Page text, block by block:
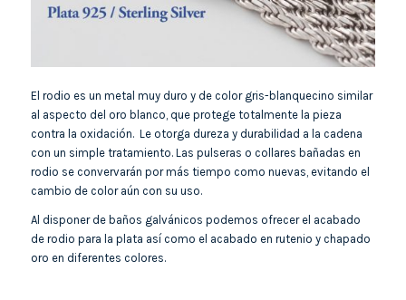
El rodio es un metal muy duro y de color gris-blanquecino similar
al aspecto del oro blanco, que protege totalmente la pieza
contra la oxidación. Le otorga dureza y durabilidad a la cadena
con un simple tratamiento. Las pulseras o collares bañadas en
rodio se convervarán por más tiempo como nuevas, evitando el
cambio de color aún con su uso.
Al disponer de baños galvánicos podemos ofrecer el acabado
de rodio para la plata así como el acabado en rutenio y chapado
oro en diferentes colores.